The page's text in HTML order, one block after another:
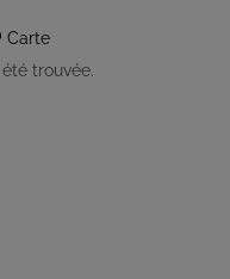
Carte
été trouvée.